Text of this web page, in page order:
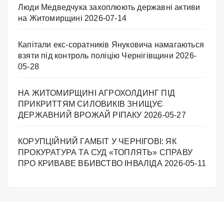
Люди Медведчука захоплюють державні активи
на Житомирщині 2026-07-14
Капітали екс-соратників Януковича намагаються
взяти під контроль поліцію Чернігівщини 2026-
05-28
НА ЖИТОМИРЩИНІ АГРОХОЛДИНГ ПІД
ПРИКРИТТЯМ СИЛОВИКІВ ЗНИЩУЄ
ДЕРЖАВНИЙ ВРОЖАЙ РІПАКУ ​ 2026-05-27
КОРУПЦІЙНИЙ ГАМБІТ У ЧЕРНІГОВІ: ЯК
ПРОКУРАТУРА ТА СУД «ТОПЛЯТЬ» СПРАВУ
ПРО КРИВАВЕ ВБИВСТВО ІНВАЛІДА 2026-05-11